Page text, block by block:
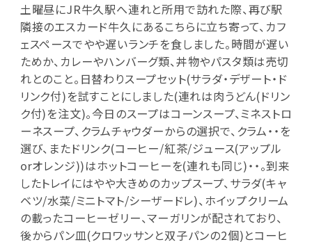
土曜昼にJR牛久駅へ連れと所用で訪れた際、再び駅
隣接のエスカード牛久にあるこちらに立ち寄って、カフ
ェスペースでやや遅いランチを食しました。時間が遅い
ためか、カレーやハンバーグ類、丼物やパスタ類は売切
れとのこと。日替わりスープセット(サラダ・デザート・ド
リンク付)を試すことにしました(連れは肉うどん(ドリン
ク付)を注文)。今日のスープはコーンスープ、ミネストロ
ーネスープ、クラムチャウダーからの選択で、クラム・・を
選び、またドリンク(コーヒー/紅茶/ジュース(アップル
orオレンジ))はホットコーヒーを(連れも同じ)・・。到来
したトレイにはやや大きめのカップスープ、サラダ(キャ
ベツ/水菜/ミニトマト/シーザードレ)、ホイップクリーム
の載ったコーヒーゼリー、マーガリンが配されており、
後からパン皿(クロワッサンと双子パンの2個)とコーヒ